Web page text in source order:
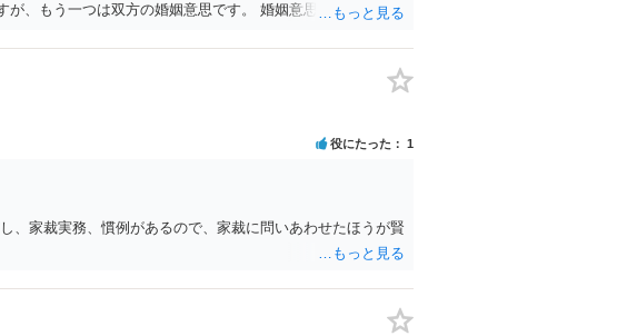
、もう一つは双方の婚姻意思です。 婚姻意思は、夫婦とし
す。 したがって、形式的に届出がなされたとしても、双方
効となります。
役にたった 1
、家裁実務、慣例があるので、家裁に問いあわせたほうが賢